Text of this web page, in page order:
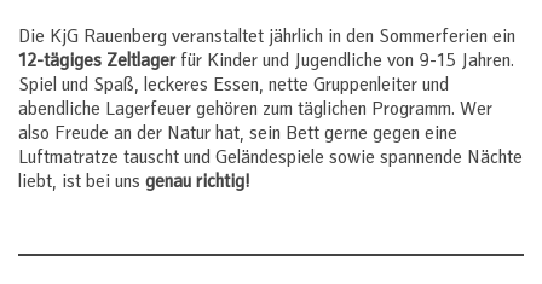
Die KjG Rauenberg veranstaltet jährlich in den Sommerferien ein
12-tägiges Zeltlagerfür Kinder und Jugendliche von 9-15 Jahren.
Spiel und Spaß, leckeres Essen, nette Gruppenleiter und
abendliche Lagerfeuer gehören zum täglichen Programm. Wer
also Freude an der Natur hat, sein Bett gerne gegen eine
Luftmatratze tauscht und Geländespiele sowie spannende Nächte
liebt, ist bei uns genau richtig!